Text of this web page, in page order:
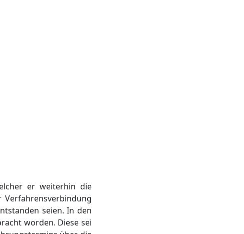
er weiterhin die
seien. In den
worden. Diese sei